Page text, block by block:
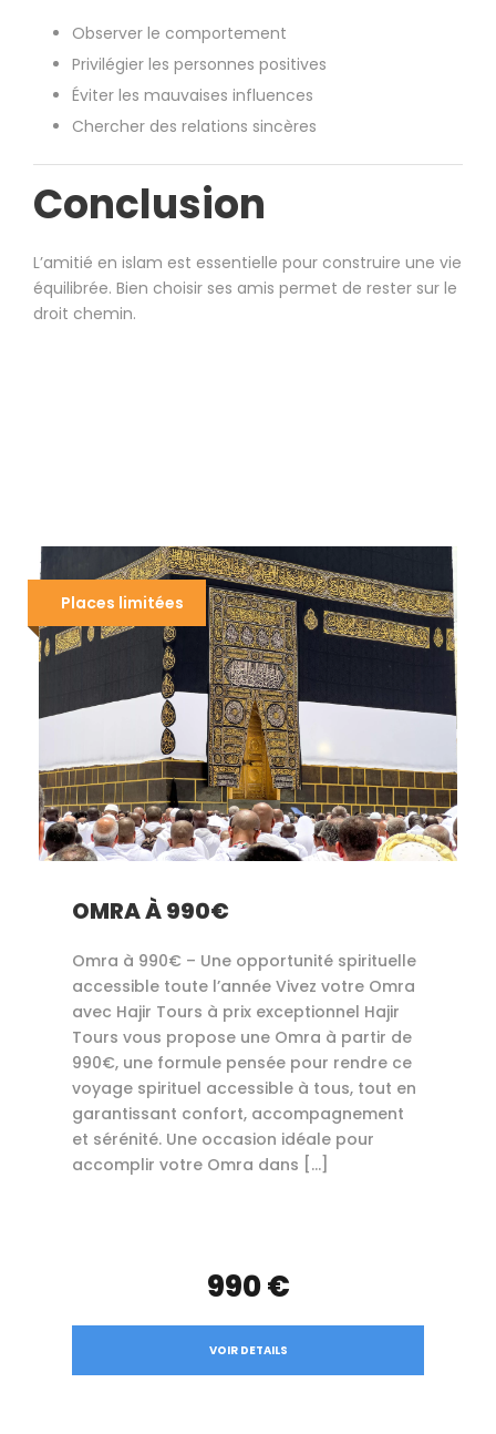
Observer le comportement
Privilégier les personnes positives
Éviter les mauvaises influences
Chercher des relations sincères
Conclusion
L’amitié en islam est essentielle pour construire une vie
équilibrée. Bien choisir ses amis permet de rester sur le
droit chemin.
Places limitées
OMRA À 990€
Omra à 990€ – Une opportunité spirituelle
accessible toute l’année Vivez votre Omra
avec Hajir Tours à prix exceptionnel Hajir
Tours vous propose une Omra à partir de
990€, une formule pensée pour rendre ce
voyage spirituel accessible à tous, tout en
garantissant confort, accompagnement
et sérénité. Une occasion idéale pour
accomplir votre Omra dans […]
990 €
VOIR DETAILS